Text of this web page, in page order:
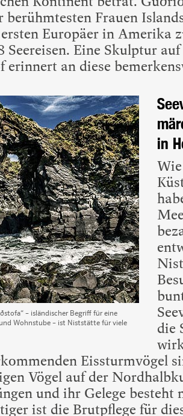
berühmtesten Frauen
Europäer in Amerika
Seereisen. Eine Skulptur
erinnert an diese
– isländischer Begriff für eine
Wohnstube – ist Niststätte für viele
in
die
Eissturmvögel
Vögel auf der
und ihr Gelege besteht
ist die Brutpflege für